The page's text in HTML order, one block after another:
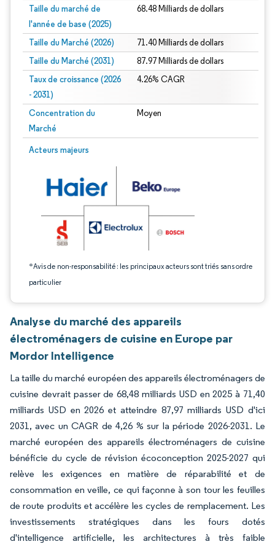
Taille du marché de
l'année de base (2025)
68.48 Milliards de dollars
Taille du Marché (2026) 71.40 Milliards de dollars
Taille du Marché (2031) 87.97 Milliards de dollars
Taux de croissance (2026
- 2031)
4.26% CAGR
Concentration du
Marché
Moyen
Acteurs majeurs
*Avis de non-responsabilité : les principaux acteurs sont triés sans ordre
particulier
Image © Mordor Intelligence. La réutilisation nécessite une attribution sous CC
Analyse du marché des appareils
électroménagers de cuisine en Europe par
Mordor Intelligence
La taille du marché européen des appareils électroménagers de
cuisine devrait passer de 68,48 milliards USD en 2025 à 71,40
milliards USD en 2026 et atteindre 87,97 milliards USD d'ici
2031, avec un CAGR de 4,26 % sur la période 2026-2031. Le
marché européen des appareils électroménagers de cuisine
bénéficie du cycle de révision écoconception 2025-2027 qui
relève les exigences en matière de réparabilité et de
consommation en veille, ce qui façonne à son tour les feuilles
de route produits et accélère les cycles de remplacement. Les
investissements stratégiques dans les fours dotés
d'intelligence artificielle, les architectures à très faible